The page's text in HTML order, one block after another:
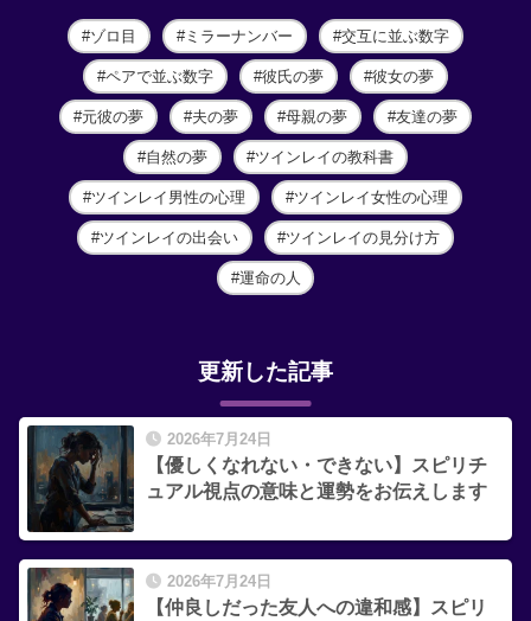
ゾロ目 ミラーナンバー 交互に並ぶ数字
ペアで並ぶ数字 彼氏の夢 彼女の夢
元彼の夢 夫の夢 母親の夢 友達の夢
自然の夢 ツインレイの教科書
ツインレイ男性の心理 ツインレイ女性の心理
ツインレイの出会い ツインレイの見分け方
運命の人
更新した記事
2026年7月24日
【優しくなれない・できない】スピリチ
ュアル視点の意味と運勢をお伝えします
2026年7月24日
【仲良しだった友人への違和感】スピリ